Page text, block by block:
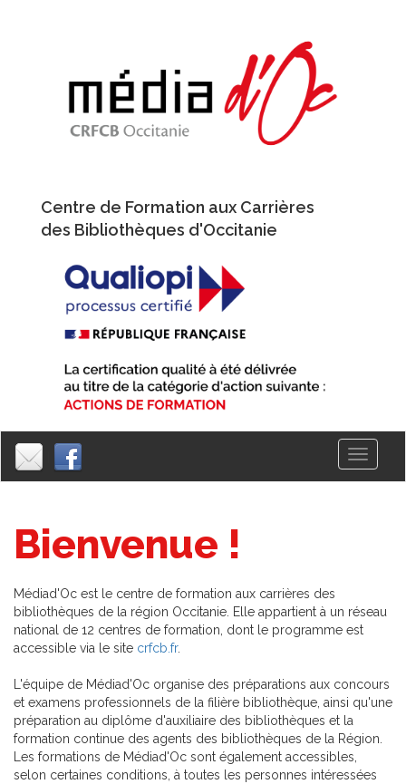
Centre de Formation aux Carrières
des Bibliothèques d'Occitanie
Toggle
Bienvenue !
Médiad'Oc est le centre de formation aux carrières des
bibliothèques de la région Occitanie. Elle appartient à un réseau
national de 12 centres de formation, dont le programme est
accessible via le site crfcb.fr.
L'équipe de Médiad'Oc organise des préparations aux concours
et examens professionnels de la filière bibliothèque, ainsi qu'une
préparation au diplôme d'auxiliaire des bibliothèques et la
formation continue des agents des bibliothèques de la Région.
Les formations de Médiad'Oc sont également accessibles,
selon certaines conditions, à toutes les personnes intéressées